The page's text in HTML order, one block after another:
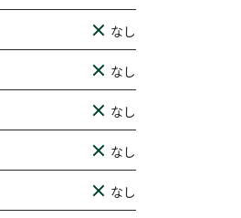
なし
なし
なし
なし
なし